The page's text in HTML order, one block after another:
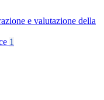
e valutazione della
1